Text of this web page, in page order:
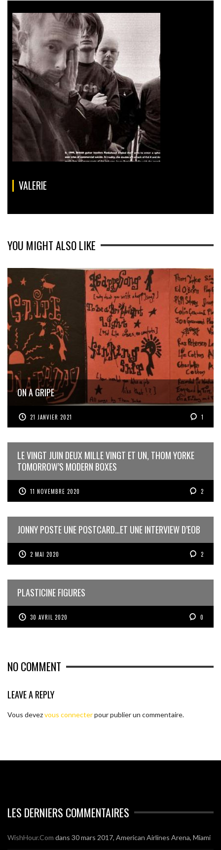
VALERIE
YOU MIGHT ALSO LIKE
ON A GRIPE
21 JANVIER 2021 1
LE VINGT JUIN DEUX MILLE VINGT ET UN, THOM YORKE
TOMORROW’S MODERN BOXES
11 NOVEMBRE 2020 2
JONNY POSTE UNE POSTCARD…ET UNE INTERVIEW D’EOB
2 MAI 2020 2
PLASTICINE FIGURES
30 AVRIL 2020 0
NO COMMENT
LEAVE A REPLY
Vous devezvous connecterpour publier un commentaire.
LES DERNIERS COMMENTAIRES
WishHour.Com dans 30 mars 2017, American Airlines Arena, Miami